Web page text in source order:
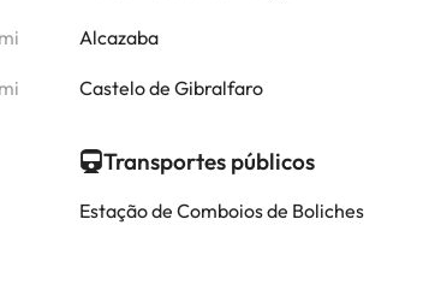
Alcazaba
Castelo de Gibralfaro
Transportes públicos
Estação de Comboios de Boliches